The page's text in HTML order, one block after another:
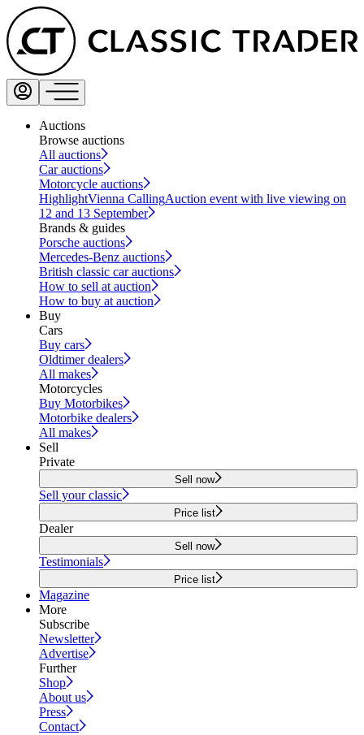
Auctions
Browse auctions
All auctions
Car auctions
Motorcycle auctions
HighlightVienna CallingAuction event with live viewing on
12 and 13 September
Brands & guides
Porsche auctions
Mercedes-Benz auctions
British classic car auctions
How to sell at auction
How to buy at auction
Buy
Cars
Buy cars
Oldtimer dealers
All makes
Motorcycles
Buy Motorbikes
Motorbike dealers
All makes
Sell
Private
Sell now
Sell your classic
Price list
Dealer
Sell now
Testimonials
Price list
Magazine
More
Subscribe
Newsletter
Advertise
Further
Shop
About us
Press
Contact